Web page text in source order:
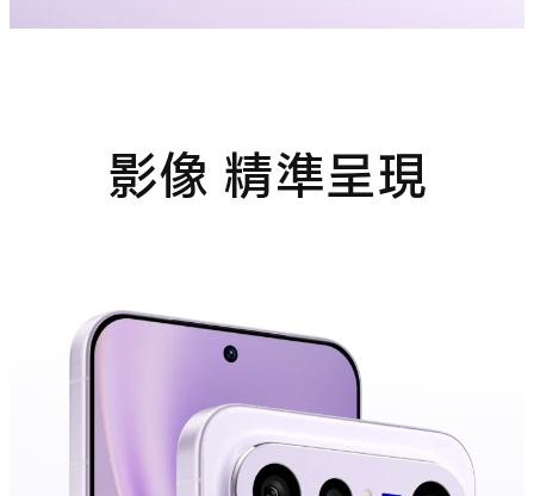
影像 精準呈現